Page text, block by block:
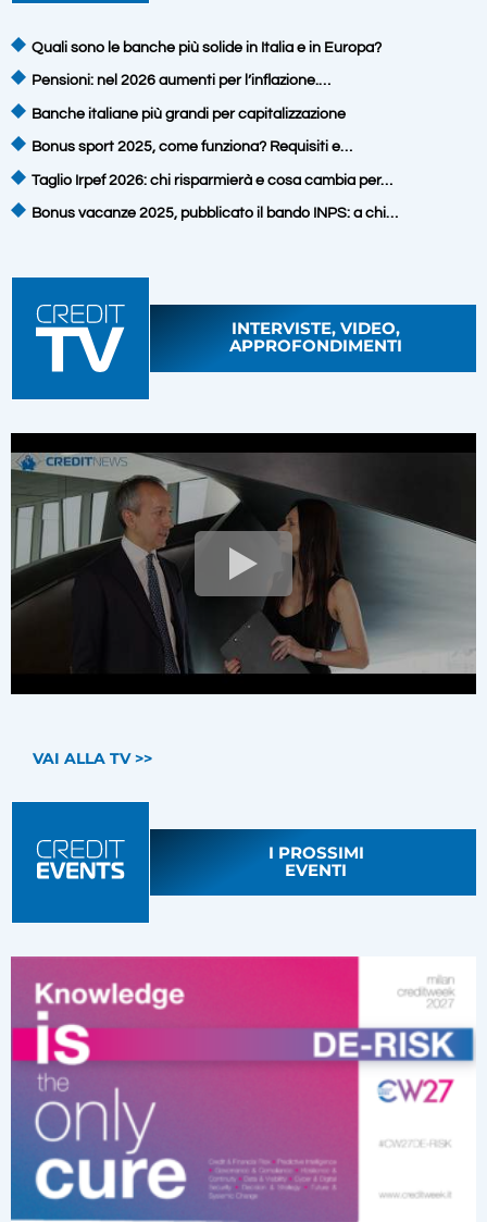
Quali sono le banche più solide in Italia e in Europa?
Pensioni: nel 2026 aumenti per l’inflazione.…
Banche italiane più grandi per capitalizzazione
Bonus sport 2025, come funziona? Requisiti e…
Taglio Irpef 2026: chi risparmierà e cosa cambia per…
Bonus vacanze 2025, pubblicato il bando INPS: a chi…
INTERVISTE, VIDEO,
APPROFONDIMENTI
VAI ALLA TV >>
I PROSSIMI
EVENTI